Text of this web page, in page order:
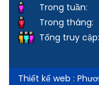
Trong tuần:
Trong tháng:
Tổng truy cập:
Thiết kế web :